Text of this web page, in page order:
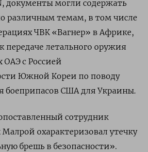
документы могли содержать
различным темам, в том числе
ЧВК «Вагнер» в Африке,
передаче летального оружия
ОАЭ с Россией
Южной Кореи по поводу
боеприпасов США для Украины.
сотрудник
охарактеризовал утечку
брешь в безопасности».